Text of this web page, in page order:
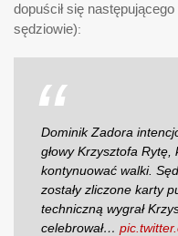
dopuścił się
sędziowie):
Dominik Zadora
głowy Krzysztofa Rytę,
kontynuować walki.
zostały zliczone karty
techniczną wygrał
celebrował…